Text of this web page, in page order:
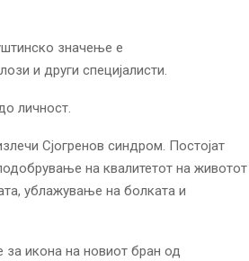
значење е
и други специјалисти.
личност.
Сјогренов синдром. Постојат
на квалитетот на животот
ублажување на болката и
икона на новиот бран од